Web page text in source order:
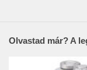
Olvastad már? A